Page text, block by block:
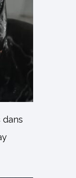
dans